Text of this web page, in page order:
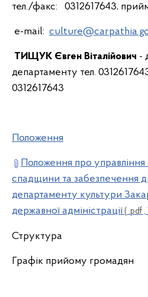
тел./факс: 0312617643,
e-mail:
ТИЩУК Євген Віталійович -
департаменту тел.
0312617643
Положення
Положення про управління
спадщини та забезпечення
департаменту культури
державної адміністрації ( .pdf ,
Структура
Графік прийому громадян